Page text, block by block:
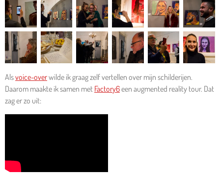
Alsvoice-overwilde ik graag zelf vertellen over mijn schilderijen.
Daarom maakte ik samen met Factory6een augmented reality tour. Dat
zag er zo uit: